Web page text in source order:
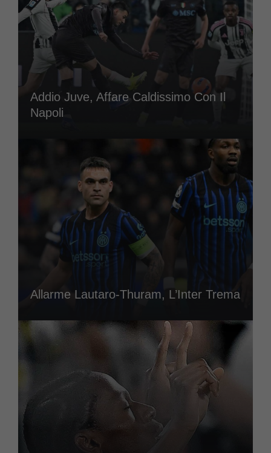
Addio Juve, Affare Caldissimo Con Il
Napoli
Allarme Lautaro-Thuram, L’Inter Trema